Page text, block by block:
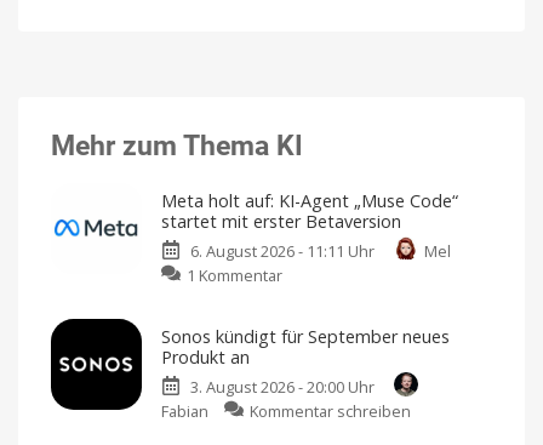
Mehr zum Thema KI
Meta holt auf: KI-Agent „Muse Code“
startet mit erster Betaversion
6. August 2026 - 11:11 Uhr
Mel
1 Kommentar
auf:
Agent
„Muse
Sonos kündigt für September neues
Produkt an
3. August 2026 - 20:00 Uhr
Fabian
Kommentar schreiben